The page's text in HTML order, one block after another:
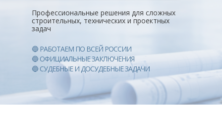
Профессиональные решения для сложных
строительных, технических и проектных
задач
🔵 РАБОТАЕМ ПО ВСЕЙ РОССИИ
🔵 ОФИЦИАЛЬНЫЕ ЗАКЛЮЧЕНИЯ
🔵 СУДЕБНЫЕ И ДОСУДЕБНЫЕ ЗАДАЧИ